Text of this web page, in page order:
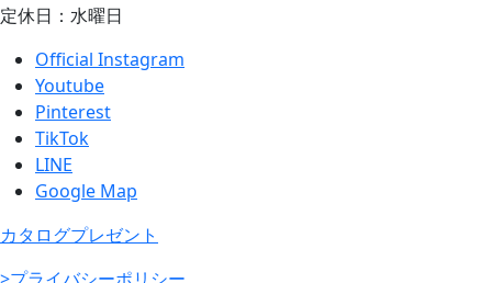
定休日：水曜日
Official Instagram
Youtube
Pinterest
TikTok
LINE
Google Map
カタログプレゼント